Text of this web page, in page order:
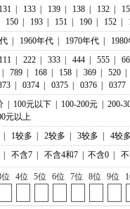
131 133 139 138 132
150 193 151 190 152
1960年代 1970年代
111 222 333 444 555
789 168 158 369 520
0374 0375 0376 0377
100元以下 100-200元 200-
元以上
1较多 2较多 3较多 4较多
不含7 不含4和7 不含0
位 4位 5位 6位 7位 8位 9位